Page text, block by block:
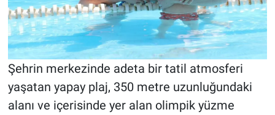
Şehrin merkezinde adeta bir tatil atmosferi
yaşatan yapay plaj, 350 metre uzunluğundaki
alanı ve içerisinde yer alan olimpik yüzme